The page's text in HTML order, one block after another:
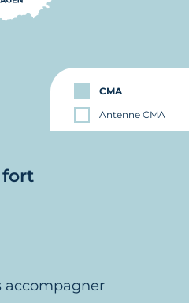
CMA
Antenne CMA
fort
accompagner